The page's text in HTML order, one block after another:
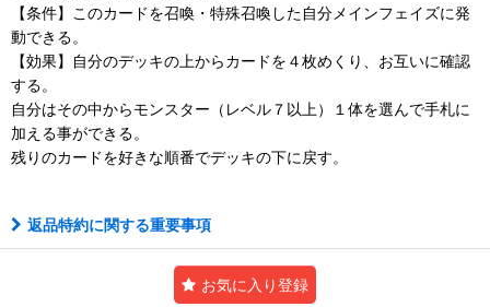
【条件】このカードを召喚・特殊召喚した自分メインフェイズに発
動できる。
【効果】自分のデッキの上からカードを４枚めくり、お互いに確認
する。
自分はその中からモンスター（レベル７以上）１体を選んで手札に
加える事ができる。
残りのカードを好きな順番でデッキの下に戻す。
返品特約に関する重要事項
お気に入り登録